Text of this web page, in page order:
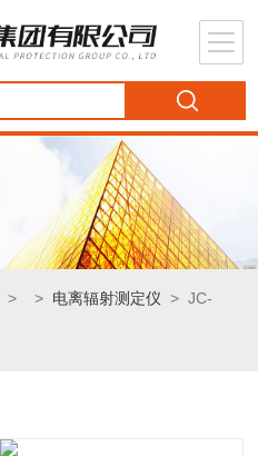
> > 电离辐射测定仪 > JC-